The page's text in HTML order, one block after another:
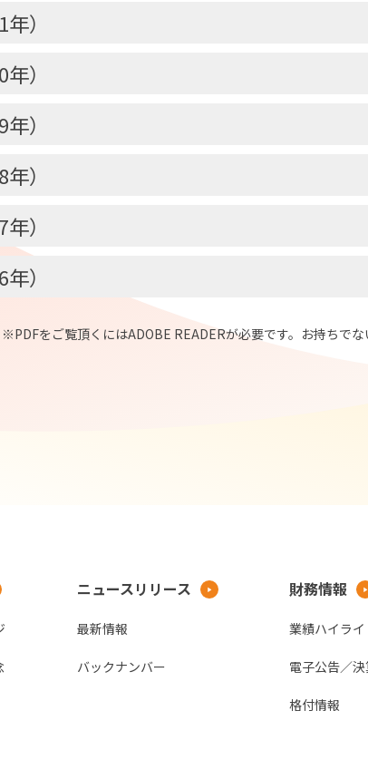
）
）
）
）
）
）
※PDFをご覧頂くにはADOBE READERが必要です。お持ちで
ニュースリリース
最新情報
バックナンバー
財務情報
業績ハイライ
電子公告／
格付情報